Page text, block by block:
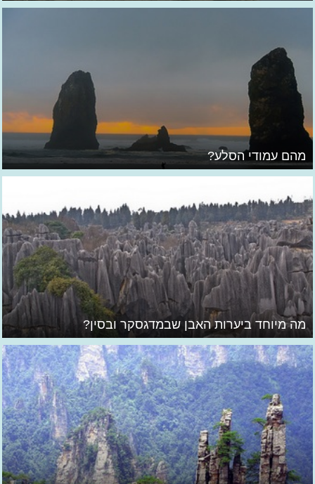
מהם עמודי הסלע?
מה מיוחד ביערות האבן שבמדגסקר ובסין?